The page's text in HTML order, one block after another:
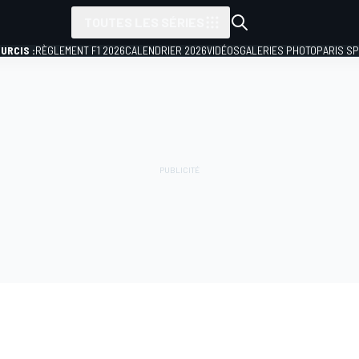
:RÈGLEMENT F1 2026CALENDRIER 2026VIDÉOSGALERIES PHOTOPARIS